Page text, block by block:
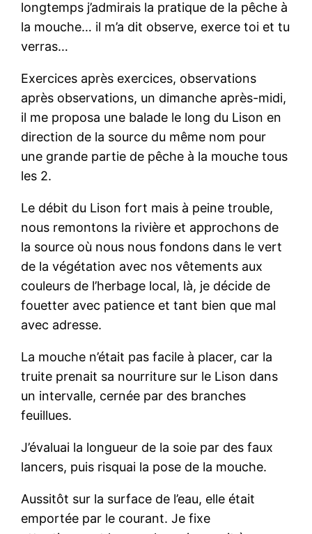
longtemps j’admirais la pratique de la pêche à
la mouche… il m’a dit observe, exerce toi et tu
verras…
Exercices après exercices, observations
après observations, un dimanche après-midi,
il me proposa une balade le long du Lison en
direction de la source du même nom pour
une grande partie de pêche à la mouche tous
les 2.
Le débit du Lison fort mais à peine trouble,
nous remontons la rivière et approchons de
la source où nous nous fondons dans le vert
de la végétation avec nos vêtements aux
couleurs de l’herbage local, là, je décide de
fouetter avec patience et tant bien que mal
avec adresse.
La mouche n’était pas facile à placer, car la
truite prenait sa nourriture sur le Lison dans
un intervalle, cernée par des branches
feuillues.
J’évaluai la longueur de la soie par des faux
lancers, puis risquai la pose de la mouche.
Aussitôt sur la surface de l’eau, elle était
emportée par le courant. Je fixe